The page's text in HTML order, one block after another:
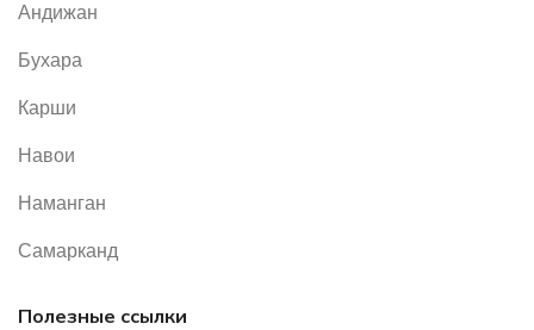
Андижан
Бухара
Карши
Навои
Наманган
Самарканд
Полезные ссылки